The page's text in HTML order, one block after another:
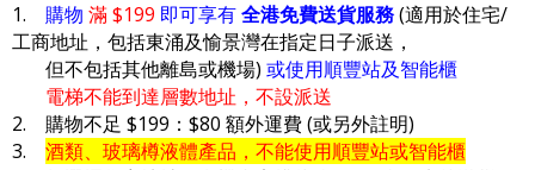
1. 購物 滿 $199 即可享有全港免費送貨服務(適用於住宅/
工商地址，包括東涌及愉景灣在指定日子派送，
但不包括其他離島或機場) 或使用順豐站及智能櫃
電梯不能到達層數地址，不設派送
2. 購物不足 $199：$80 額外運費 (或另外註明)
3. 酒類、玻璃樽液體產品，不能使用順豐站或智能櫃